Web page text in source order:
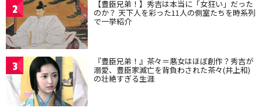
2 【豊臣兄弟！】秀吉は本当に「女狂い」だった
のか？ 天下人を彩った11人の側室たちを時系列
で一挙紹介
3 『豊臣兄弟！』茶々＝悪女はほぼ創作？秀吉が
溺愛、豊臣家滅亡を背負わされた茶々(井上和)
の壮絶すぎる生涯